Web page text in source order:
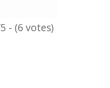
- (6 votes)